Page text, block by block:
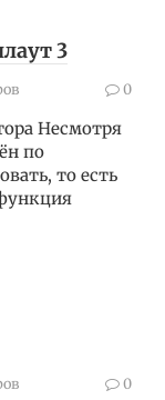
3
0
Несмотря
по
то есть
0